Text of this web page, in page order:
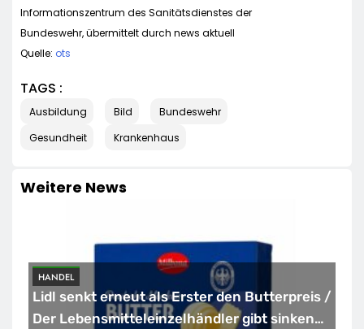
Informationszentrum des Sanitätsdienstes der
Bundeswehr, übermittelt durch news aktuell
Quelle: ots
TAGS :
Ausbildung Bild
Bundeswehr
Gesundheit
Krankenhaus
Weitere News
HANDEL
Lidl senkt erneut als Erster den Butterpreis /
Der Lebensmitteleinzelhändler gibt sinkende